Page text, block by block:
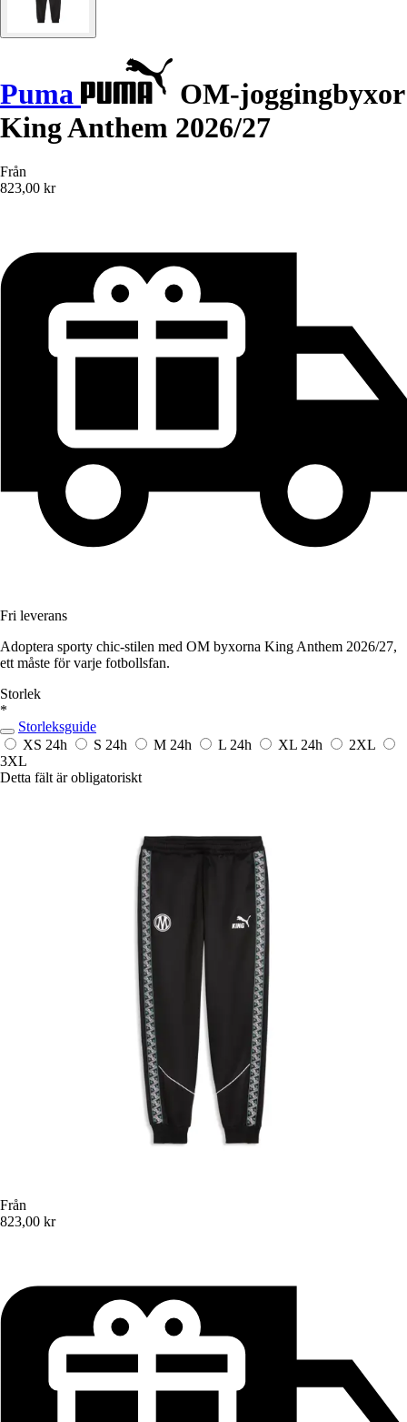
Puma
OM-joggingbyxor
King Anthem 2026/27
Från
823,00 kr
Fri leverans
Adoptera sporty chic-stilen med OM byxorna King Anthem 2026/27,
ett måste för varje fotbollsfan.
Storlek
*
Storleksguide
XS 24h S 24h M 24h L 24h XL 24h
2XL
3XL
Detta fält är obligatoriskt
Från
823,00 kr